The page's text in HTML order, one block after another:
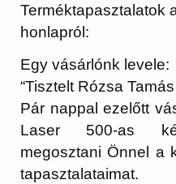
Terméktapasztalatok
honlapról:
Egy vásárlónk levele:
“Tisztelt Rózsa
Pár nappal ezelőtt
Laser 500-as
megosztani Önnel a
tapasztalataimat.